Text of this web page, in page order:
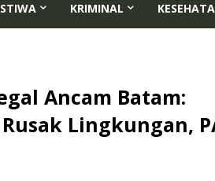
KRIMINAL
Ancam Batam:
Lingkungan,